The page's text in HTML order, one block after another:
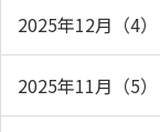
2025年12月（4）
2025年11月（5）